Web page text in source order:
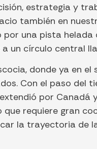
estrategia y
también en
una pista helada
un círculo central
donde ya en
Con el paso del
por Canadá
requiere gran
la trayectoria de